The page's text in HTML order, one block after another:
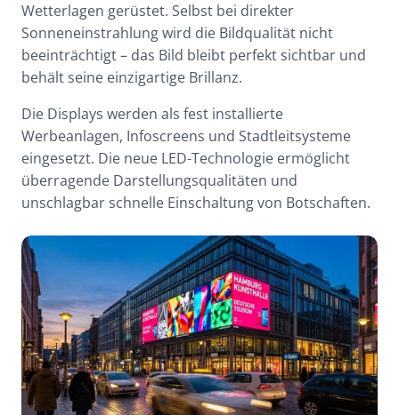
Wetterlagen gerüstet. Selbst bei direkter
Sonneneinstrahlung wird die Bildqualität nicht
beeinträchtigt – das Bild bleibt perfekt sichtbar und
behält seine einzigartige Brillanz.
Die Displays werden als fest installierte
Werbeanlagen, Infoscreens und Stadtleitsysteme
eingesetzt. Die neue LED-Technologie ermöglicht
überragende Darstellungsqualitäten und
unschlagbar schnelle Einschaltung von Botschaften.